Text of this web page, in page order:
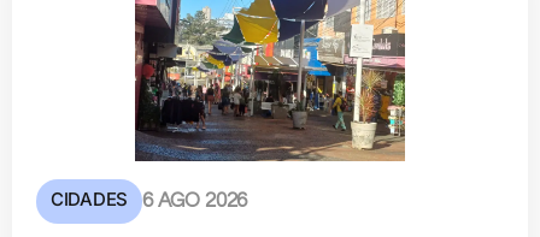
CIDADES 6 AGO 2026